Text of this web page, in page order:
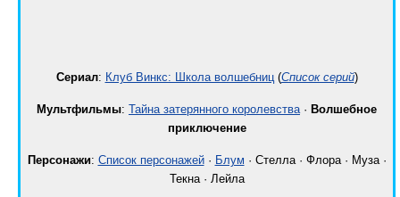
Cериал: Клуб Винкс: Школа волшебниц(Список серий)
Мультфильмы: Тайна затерянного королевства · Волшебное
приключение
Персонажи: Список персонажей· Блум · Стелла · Флора · Муза ·
Текна · Лейлa